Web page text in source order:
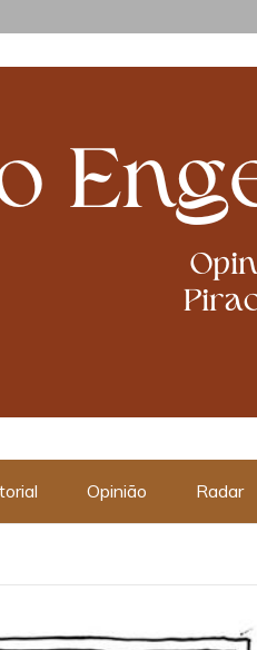
Opinião Radar